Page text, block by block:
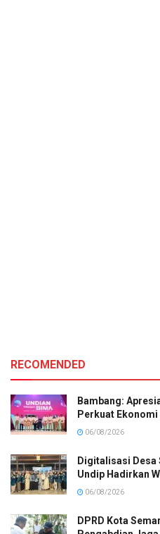
RECOMENDED
Bambang:
Perkuat
06/08/2026
Digitalisasi Desa
Undip Hadirkan
06/08/2026
DPRD Kota